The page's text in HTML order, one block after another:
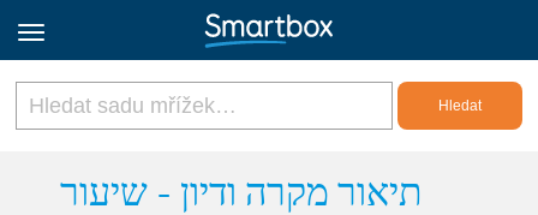
Online Grids
תיאור מקרה ודיון - שיעור